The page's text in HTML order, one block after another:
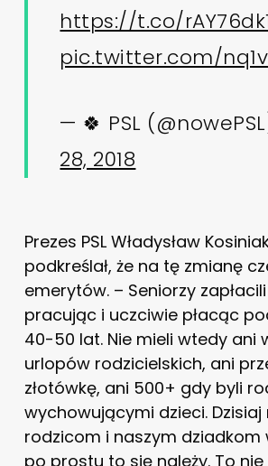
https://t.co/
pic.twitter.com/
— 🍀 PSL
28, 2018
Prezes PSL Władysław
podkreślał, że na tę zmianę
emerytów. – Seniorzy
pracując i uczciwie płacąc
40-50 lat. Nie mieli wtedy ani
urlopów rodzicielskich, ani
złotówkę, ani 500+ gdy byli
wychowującymi dzieci. Dzisiaj
rodzicom i naszym dziadkom
po prostu to się należy. To